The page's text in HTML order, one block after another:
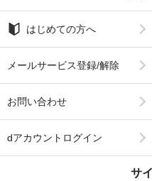
はじめての方へ
メールサービス登録/解除
お問い合わせ
dアカウントログイン
サ